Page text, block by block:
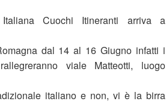
Cuochi Itineranti arriva a
dal 14 al 16 Giugno infatti i
viale Matteotti, luogo
italiano e non, vi è la birra